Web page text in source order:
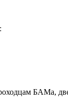
БАМа,